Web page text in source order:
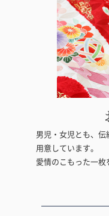
男児・女児とも、
用意しています。
愛情のこもった一枚